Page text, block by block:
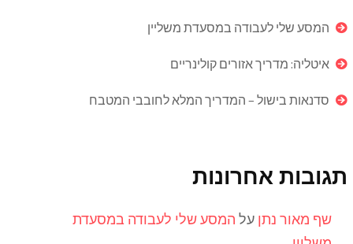
המסע שלי לעבודה במסעדת משליין
איטליה: מדריך אזורים קולינריים
סדנאות בישול – המדריך המלא לחובבי המטבח
תגובות אחרונות
שף מאור נתן על המסע שלי לעבודה במסעדת